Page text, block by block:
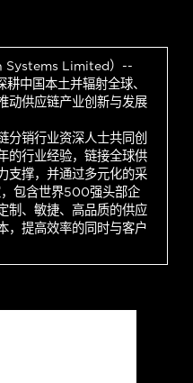
Systems Limited）--
中国本土并辐射全球、
动供应链产业创新与发展
分销行业资深人士共同创
的行业经验，链接全球供
支撑，并通过多元化的采
包含世界500强头部企
制、敏捷、高品质的供应
，提高效率的同时与客户